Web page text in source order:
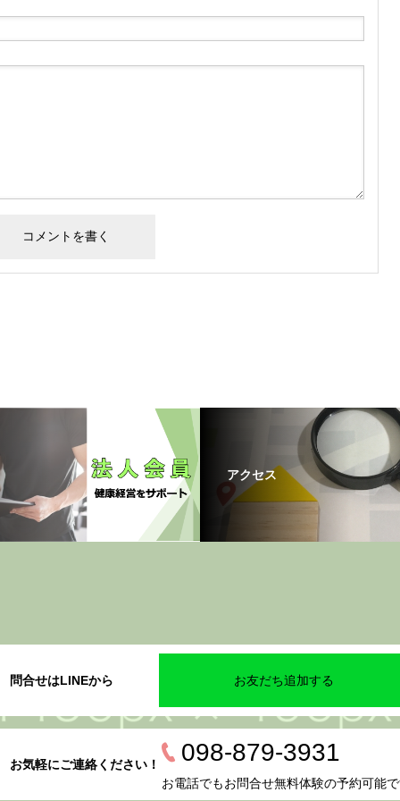
アクセス
問合せはLINEから お友だち追加する
お気軽にご連絡ください！ 098-879-3931
お電話でもお問合せ無料体験の予約可能